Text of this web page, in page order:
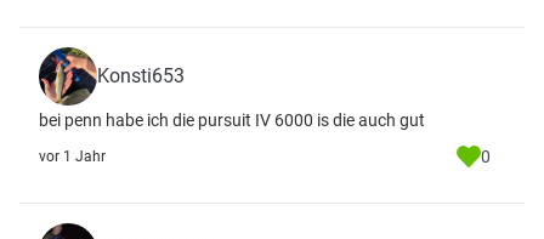
Konsti653
bei penn habe ich die pursuit IV 6000 is die auch gut
vor 1 Jahr 0